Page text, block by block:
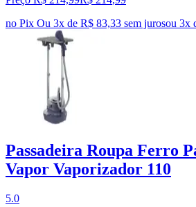
no Pix Ou 3x de R$ 83,33 sem jurosou 3x
Passadeira Roupa Ferro
Vapor Vaporizador 110
5.0